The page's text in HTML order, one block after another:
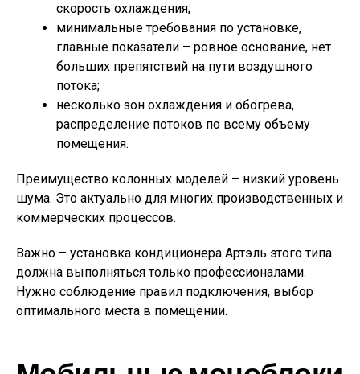
скорость охлаждения;
минимальные требования по установке,
главные показатели – ровное основание, нет
больших препятствий на пути воздушного
потока;
несколько зон охлаждения и обогрева,
распределение потоков по всему объему
помещения.
Преимущество колонных моделей – низкий уровень
шума. Это актуально для многих производственных и
коммерческих процессов.
Важно – установка кондиционера Артэль этого типа
должна выполняться только профессионалами.
Нужно соблюдение правил подключения, выбор
оптимального места в помещении.